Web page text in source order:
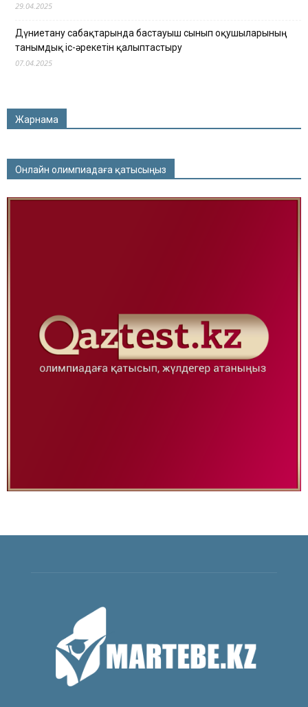
29.04.2025
Дүниетану сабақтарында бастауыш сынып оқушыларының
танымдық іс-әрекетін қалыптастыру
07.04.2025
Жарнама
Онлайн олимпиадаға қатысыңыз